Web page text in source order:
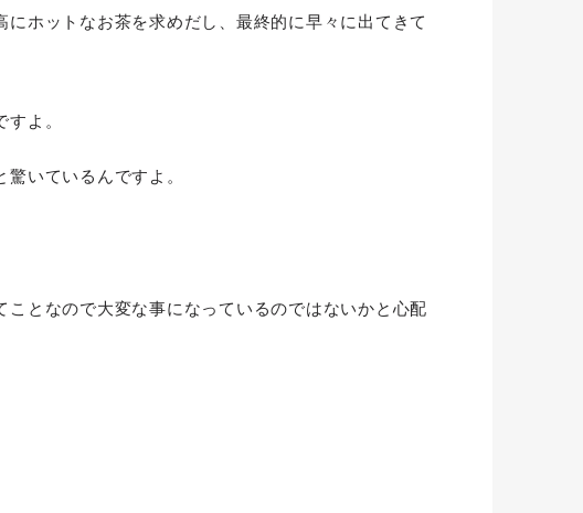
ホットなお茶を求めだし、最終的に早々に出てきて
よ。
いているんですよ。
となので大変な事になっているのではないかと心配